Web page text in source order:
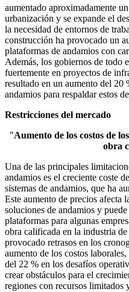
aumentado aproximadamente
urbanización y se expande el
la necesidad de entornos de
construcción ha provocado un
plataformas de andamios con
Además, los gobiernos de todo
fuertemente en proyectos de
resultado en un aumento del 20
andamios para respaldar estos
Restricciones del mercado
"Aumento de los costos de
obra
Una de las principales
andamios es el creciente coste
sistemas de andamios, que ha
Este aumento de precios afecta
soluciones de andamios y
plataformas para algunas
obra calificada en la industria
provocado retrasos en los
aumento de los costos
del 22 % en los desafíos
crear obstáculos para el
regiones con recursos limitados